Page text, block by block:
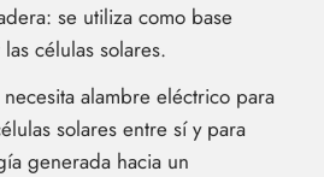
se utiliza como base
células solares.
alambre eléctrico para
solares entre sí y para
generada hacia un